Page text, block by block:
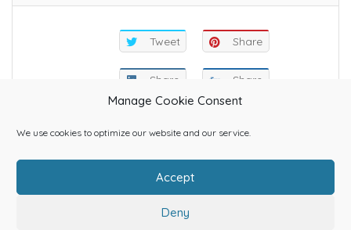
Manage Cookie Consent
We use cookies to optimize our website and our service.
Accept
Deny
Tweet Share
Share Share
Home About Us Categories Contact Us Blog Shop